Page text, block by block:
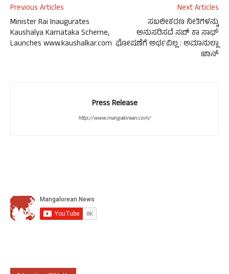
Previous Articles
Minister Rai Inaugurates
Kaushalya Karnataka Scheme,
Launches www.kaushalkar.com
Next Articles
ಸಬಲೀಕರಣ ನೀತಿಗಳನ್ನು
ಅನುಸರಿಸದೆ ಸಬ್ ಕಾ ಸಾಥ್
ಘೋಷಣೆಗೆ ಅರ್ಥವಿಲ್ಲ : ಅಮಾನುಲ್ಲಾ
ಖಾನ್
Press Release
http://www.mangalorean.com/